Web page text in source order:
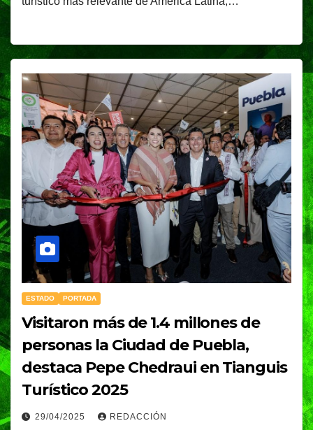
ESTADO PORTADA
Visitaron más de 1.4 millones de
personas la Ciudad de Puebla,
destaca Pepe Chedraui en Tianguis
Turístico 2025
29/04/2025 REDACCIÓN